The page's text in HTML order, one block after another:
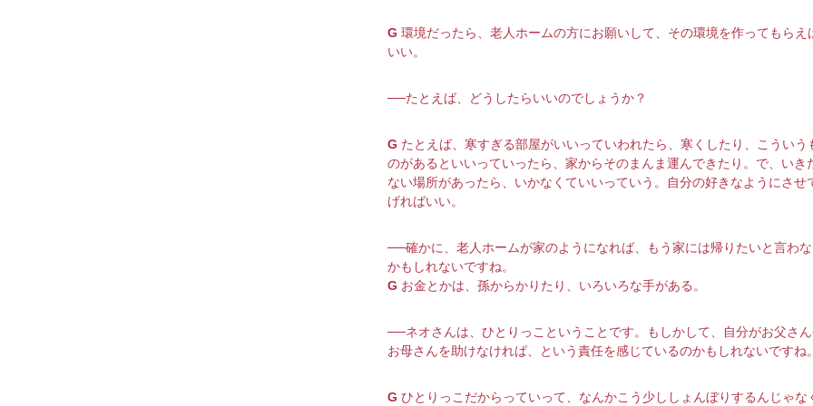
G 環境だったら、老人ホームの方にお願いして、その環境を作ってもらえ
いい。
──たとえば、どうしたらいいのでしょうか？
G たとえば、寒すぎる部屋がいいっていわれたら、寒くしたり、こういう
のがあるといいっていったら、家からそのまんま運んできたり。で、いき
ない場所があったら、いかなくていいっていう。自分の好きなようにさせ
げればいい。
──確かに、老人ホームが家のようになれば、もう家には帰りたいと言わ
かもしれないですね。
G お金とかは、孫からかりたり、いろいろな手がある。
──ネオさんは、ひとりっこということです。もしかして、自分がお父さ
お母さんを助けなければ、という責任を感じているのかもしれないですね。
G ひとりっこだからっていって、なんかこう少ししょんぼりするんじゃな